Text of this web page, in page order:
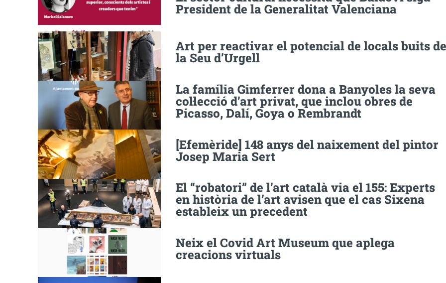
President de la Generalitat Valenciana
Art per reactivar el potencial de locals buits de
la Seu d’Urgell
La família Gimferrer dona a Banyoles la seva
col·lecció d’art privat, que inclou obres de
Picasso, Dalí, Goya o Rembrandt
[Efemèride] 148 anys del naixement del pintor
Josep Maria Sert
El “robatori” de l’art català via el 155: Experts
en història de l’art avisen que el cas Sixena
estableix un precedent
Neix el Covid Art Museum que aplega
creacions virtuals